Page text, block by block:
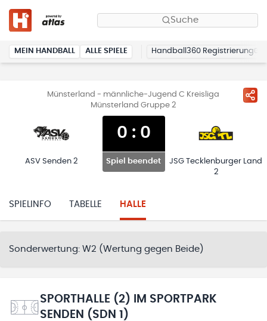
Suche
MEIN HANDBALL ALLE SPIELE Handball360 Registrierung
Münsterland - männliche-Jugend C Kreisliga
Münsterland Gruppe 2
ASV Senden 2
0 : 0
Spiel beendet
JSG Tecklenburger Land
2
SPIELINFO TABELLE HALLE
Sonderwertung: W2 (Wertung gegen Beide)
SPORTHALLE (2) IM SPORTPARK
SENDEN (SDN 1)